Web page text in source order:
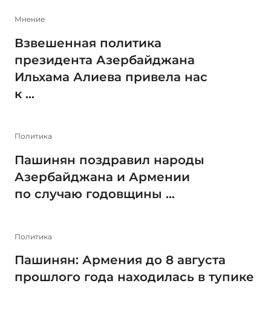
Мнение
Взвешенная политика
президента Азербайджана
Ильхама Алиева привела нас
к ...
Политика
Пашинян поздравил народы
Азербайджана и Армении
по случаю годовщины ...
Политика
Пашинян: Армения до 8 августа
прошлого года находилась в тупике